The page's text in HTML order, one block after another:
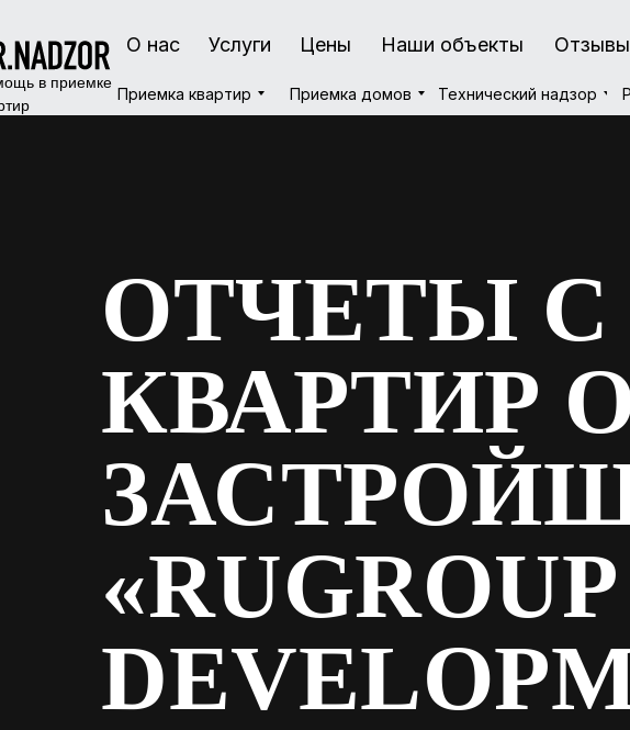
О нас Услуги Цены Наши объекты Отзывы
в приемке
Приемка квартир Приемка домов Технический надзор
Отзывы
Наши объекты
Цены
Услуги
О нас
Приемка квартир Приемка домов Технический надзор
ОТЧЕТЫ
КВАРТИР
«RUGROUP